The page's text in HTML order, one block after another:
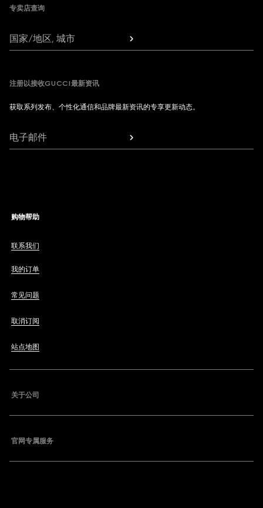
专卖店查询
国家/地区, 城市
注册以接收GUCCI最新资讯
获取系列发布、个性化通信和品牌最新资讯的专享更新动态。
电子邮件
购物帮助
联系我们
我的订单
常见问题
取消订阅
站点地图
关于公司
官网专属服务